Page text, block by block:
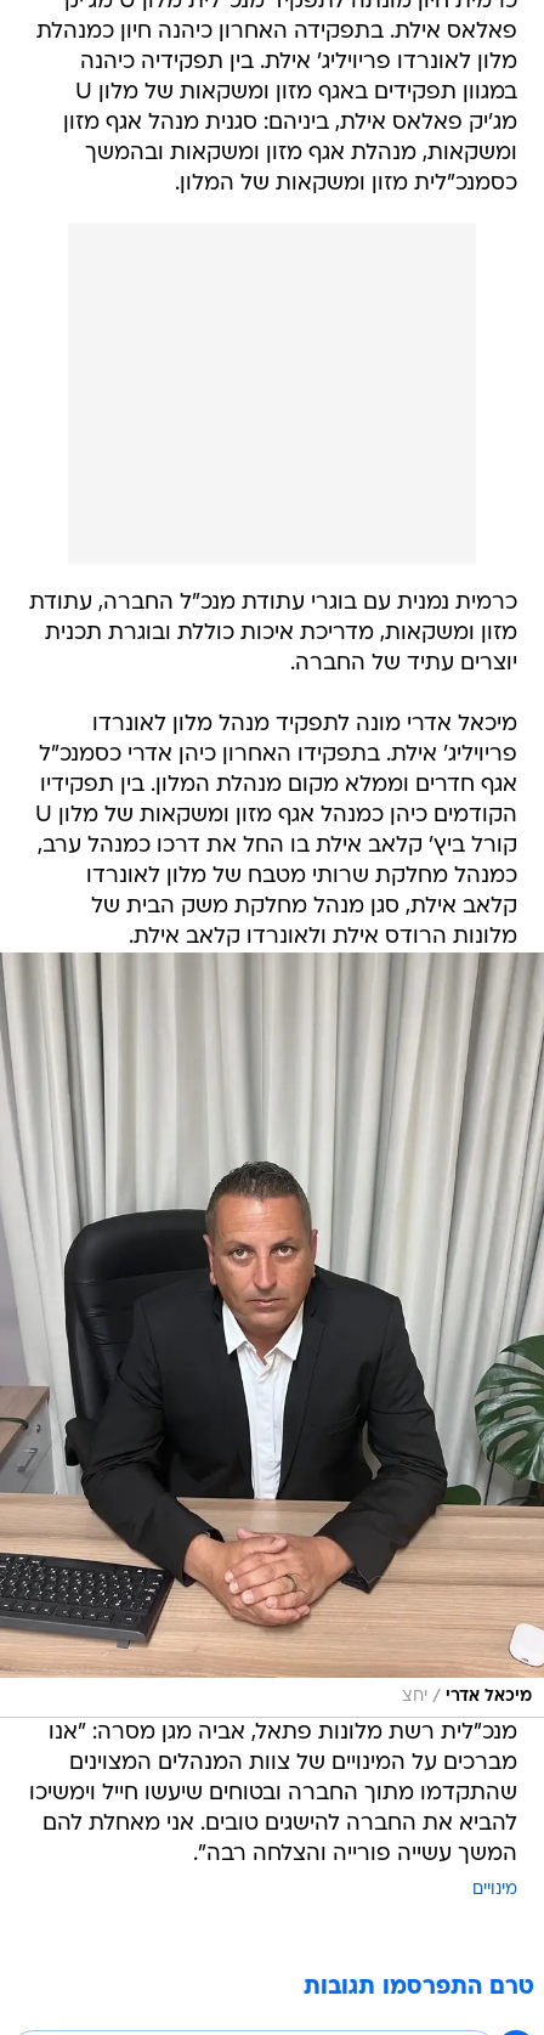
פאלאס אילת. בתפקידה האחרון כיהנה חיון כמנהלת
מלון לאונרדו פריויליג' אילת. בין תפקידיה כיהנה
במגוון תפקידים באגף מזון ומשקאות של מלון U
מג'יק פאלאס אילת, ביניהם: סגנית מנהל אגף מזון
ומשקאות, מנהלת אגף מזון ומשקאות ובהמשך
כסמנכ"לית מזון ומשקאות של המלון.
כרמית נמנית עם בוגרי עתודת מנכ"ל החברה, עתודת
מזון ומשקאות, מדריכת איכות כוללת ובוגרת תכנית
יוצרים עתיד של החברה.
מיכאל אדרי מונה לתפקיד מנהל מלון לאונרדו
פריויליג' אילת. בתפקידו האחרון כיהן אדרי כסמנכ"ל
אגף חדרים וממלא מקום מנהלת המלון. בין תפקידיו
הקודמים כיהן כמנהל אגף מזון ומשקאות של מלון U
קורל ביץ' קלאב אילת בו החל את דרכו כמנהל ערב,
כמנהל מחלקת שרותי מטבח של מלון לאונרדו
קלאב אילת, סגן מנהל מחלקת משק הבית של
מלונות הרודס אילת ולאונרדו קלאב אילת.
מיכאל אדרי / יחצ
מנכ"לית רשת מלונות פתאל, אביה מגן מסרה: "אנו
מברכים על המינויים של צוות המנהלים המצוינים
שהתקדמו מתוך החברה ובטוחים שיעשו חייל וימשיכו
להביא את החברה להישגים טובים. אני מאחלת להם
המשך עשייה פורייה והצלחה רבה".
מינויים
טרם התפרסמו תגובות